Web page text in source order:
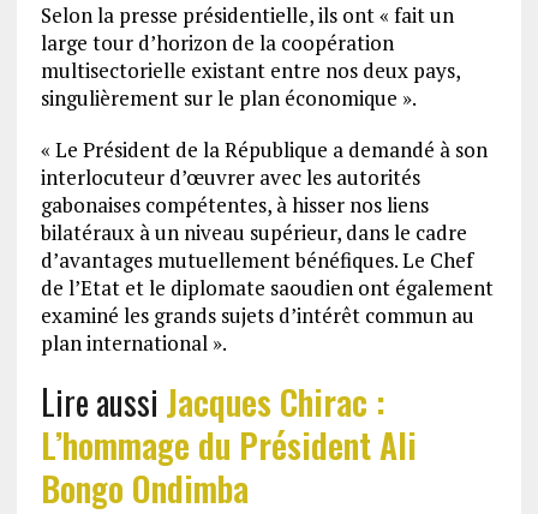
Selon la presse présidentielle, ils ont « fait un
large tour d’horizon de la coopération
multisectorielle existant entre nos deux pays,
singulièrement sur le plan économique ».
« Le Président de la République a demandé à son
interlocuteur d’œuvrer avec les autorités
gabonaises compétentes, à hisser nos liens
bilatéraux à un niveau supérieur, dans le cadre
d’avantages mutuellement bénéfiques. Le Chef
de l’Etat et le diplomate saoudien ont également
examiné les grands sujets d’intérêt commun au
plan international ».
Lire aussi Jacques Chirac :
L’hommage du Président Ali
Bongo Ondimba